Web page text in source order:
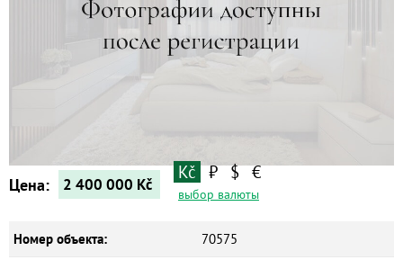
Цена: 2 400 000 Kč
Kč ₽ $ €
выбор валюты
Номер объекта: 70575